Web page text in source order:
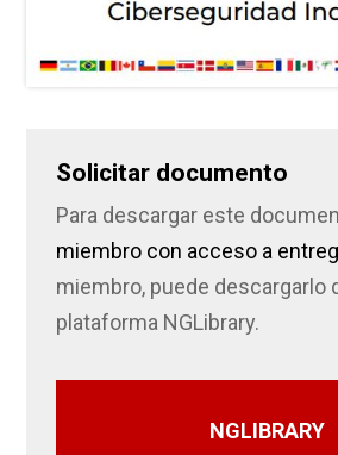
Solicitar documento
Para descargar este
miembro con acceso a
miembro, puede descargarlo
plataforma NGLibrary.
NGLIBRARY